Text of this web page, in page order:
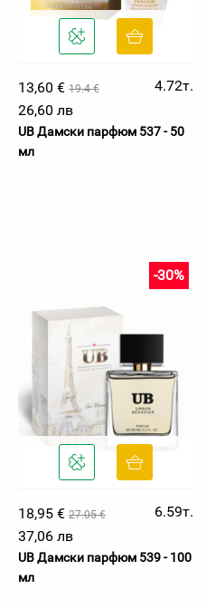
13,60 € 19.4 €
4.72т.
26,60 лв
UB Дамски парфюм 537 - 50
мл
18,95 € 27.05 €
-30%
6.59т.
37,06 лв
UB Дамски парфюм 539 - 100
мл